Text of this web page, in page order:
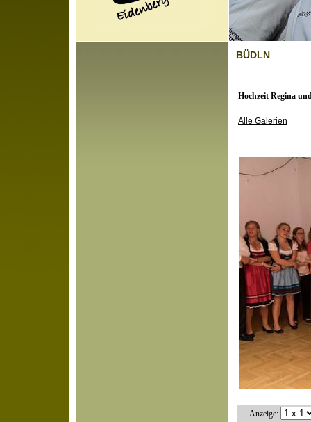
BÜDLN
Hochzeit Regina
Alle Galerien
Anzeige: